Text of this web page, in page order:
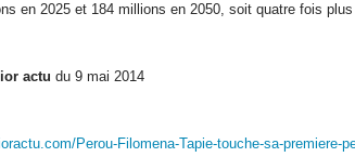
en 2025 et 184 millions en 2050, soit quatre fois
actu du 9 mai 2014
Perou-Filomena-Tapie-touche-sa-premiere-